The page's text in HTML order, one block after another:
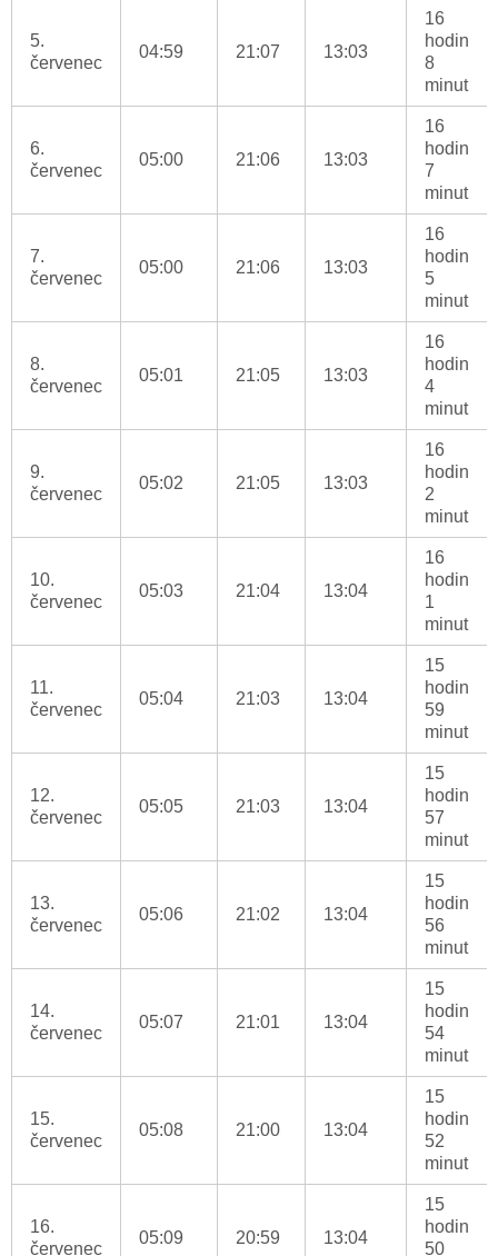
5.
červenec
04:59 21:07 13:03
16
hodin
8
minut
6.
červenec
05:00 21:06 13:03
16
hodin
7
minut
7.
červenec
05:00 21:06 13:03
16
hodin
5
minut
8.
červenec
05:01 21:05 13:03
16
hodin
4
minut
9.
červenec
05:02 21:05 13:03
16
hodin
2
minut
10.
červenec
05:03 21:04 13:04
16
hodin
1
minut
11.
červenec
05:04 21:03 13:04
15
hodin
59
minut
12.
červenec
05:05 21:03 13:04
15
hodin
57
minut
13.
červenec
05:06 21:02 13:04
15
hodin
56
minut
14.
červenec
05:07 21:01 13:04
15
hodin
54
minut
15.
červenec
05:08 21:00 13:04
15
hodin
52
minut
16.
červenec
05:09 20:59 13:04
15
hodin
50